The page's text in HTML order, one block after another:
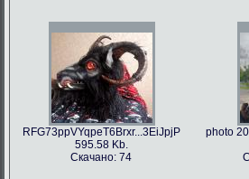
RFG73ppVYqpeT6Brxr...3EiJpjP
595.58 Kb.
Скачано: 74
photo